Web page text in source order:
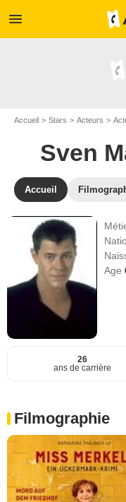
menu
Accueil Stars Acteurs
Sven
Accueil
Age
26
ans de carrière
Filmographie